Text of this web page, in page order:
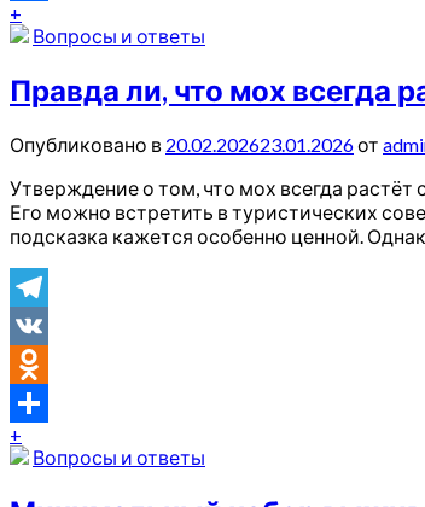
Отправить
+
Вопросы и ответы
Правда ли, что мох всегда
Опубликовано в 20.02.202623.01.2026от
Утверждение о том, что мох всегда
Его можно встретить в туристических
подсказка кажется особенно ценной.
Telegram
VK
Odnoklassniki
Отправить
+
Вопросы и ответы